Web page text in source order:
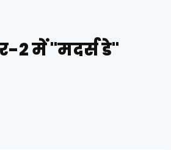
2 में "मदर्स डे"